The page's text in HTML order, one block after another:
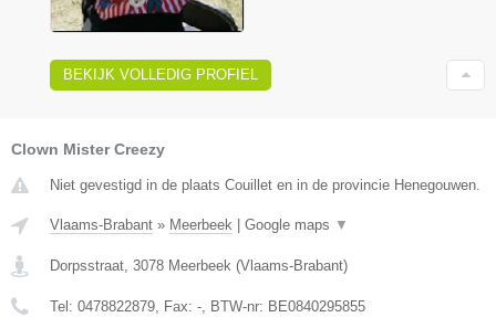
BEKIJK VOLLEDIG PROFIEL
Clown Mister Creezy
Niet gevestigd in de plaats Couillet en in de provincie Henegouwen.
Vlaams-Brabant » Meerbeek Google maps ▼
Dorpsstraat, 3078 Meerbeek (Vlaams-Brabant)
Tel: 0478822879, Fax: -, BTW-nr: BE0840295855